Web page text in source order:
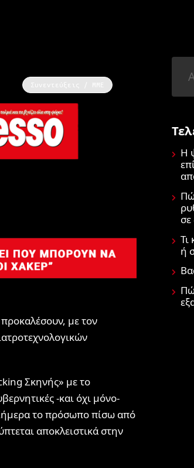
Συνεντεύξεις / ΜΜΕ
με τον
Σκηνής» με το
-και όχι μόνο-
το πρόσωπο πίσω από
αποκλειστικά στην
Η
Τι
ή